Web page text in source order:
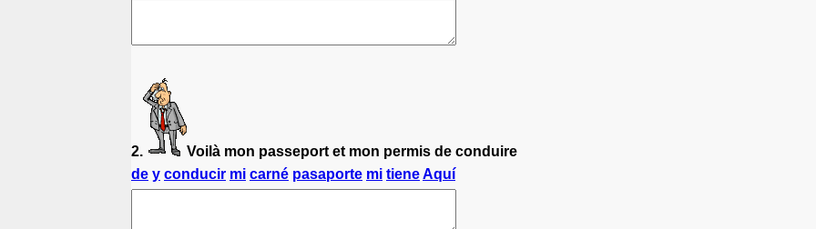
2.
Voilà mon passeport et mon permis de conduire
de y conducir mi carné pasaporte mi tieneAquí